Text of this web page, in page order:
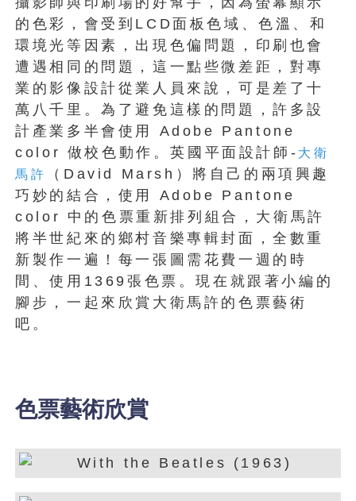
的色彩，會受到LCD面板色域、色溫、和
環境光等因素，出現色偏問題，印刷也會
遭遇相同的問題，這一點些微差距，對專
業的影像設計從業人員來說，可是差了十
萬八千里。為了避免這樣的問題，許多設
計產業多半會使用 Adobe Pantone
color 做校色動作。英國平面設計師- 大衛
馬許
（David Marsh）將自己的兩項興趣
巧妙的結合，使用 Adobe Pantone
color 中的色票重新排列組合，大衛馬許
將半世紀來的鄉村音樂專輯封面，全數重
新製作一遍！每一張圖需花費一週的時
間、使用1369張色票。現在就跟著小編的
腳步，一起來欣賞大衛馬許的色票藝術
吧。
色票藝術欣賞